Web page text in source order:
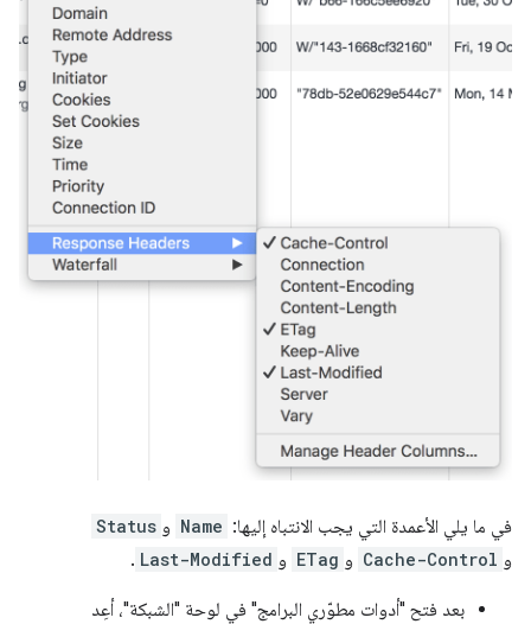
في ما يلي الأعمدة التي يجب الانتباه إليها: Name و Status
و Cache-Control و ETag و Last-Modified
.
بعد فتح "أدوات مطوّري البرامج" في لوحة "الشبكة"، أعِد